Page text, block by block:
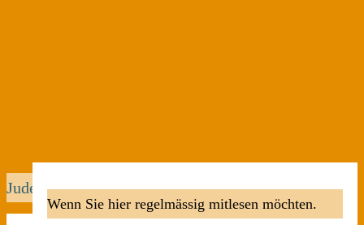
Judenverfolgung
Wenn Sie hier regelmässig mitlesen möchten.